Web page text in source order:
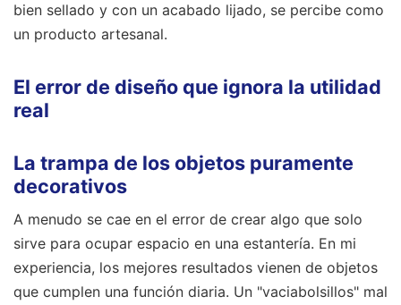
bien sellado y con un acabado lijado, se percibe como
un producto artesanal.
El error de diseño que ignora la utilidad
real
La trampa de los objetos puramente
decorativos
A menudo se cae en el error de crear algo que solo
sirve para ocupar espacio en una estantería. En mi
experiencia, los mejores resultados vienen de objetos
que cumplen una función diaria. Un "vaciabolsillos" mal